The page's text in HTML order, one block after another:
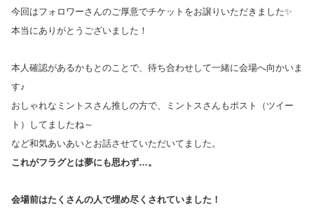
今回はフォロワーさんのご厚意でチケットをお譲りいただきました✨
本当にありがとうございました！
本人確認があるかもとのことで、待ち合わせして一緒に会場へ向かいま
す♪
おしゃれなミントスさん推しの方で、ミントスさんもポスト（ツイー
ト）してましたね～
など和気あいあいとお話させていただいてました。
これがフラグとは夢にも思わず…。
会場前はたくさんの人で埋め尽くされていました！